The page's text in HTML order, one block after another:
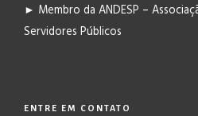
► Membro da ANDESP –
Servidores Públicos
ENTRE EM CONTATO